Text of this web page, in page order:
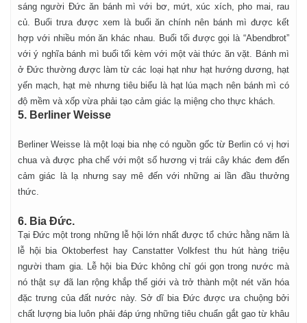
sáng người Đức ăn bánh mì với bơ, mứt, xúc xích, pho mai, rau
củ. Buổi trưa được xem là buổi ăn chính nên bánh mì được kết
hợp với nhiều món ăn khác nhau. Buổi tối được gọi là “Abendbrot”
với ý nghĩa bánh mì buổi tối kèm với một vài thức ăn vặt. Bánh mì
ở Đức thường được làm từ các loại hạt như hạt hướng dương, hạt
yến mạch, hạt mè nhưng tiêu biểu là hạt lúa mạch nên bánh mì có
độ mềm và xốp vừa phải tạo cảm giác lạ miệng cho thực khách.
5. Berliner Weisse
Berliner Weisse là một loại bia nhẹ có nguồn gốc từ Berlin có vị hơi
chua và được pha chế với một số hương vị trái cây khác đem đến
cảm giác là lạ nhưng say mê đến với những ai lần đầu thưởng
thức.
6. Bia Đức.
Tại Đức một trong những lễ hội lớn nhất được tổ chức hằng năm là
lễ hội bia Oktoberfest hay Canstatter Volkfest thu hút hàng triệu
người tham gia. Lễ hội bia Đức không chỉ gói gọn trong nước mà
nó thật sự đã lan rộng khắp thế giới và trở thành một nét văn hóa
đặc trưng của đất nước này. Sở dĩ bia Đức được ưa chuộng bởi
chất lượng bia luôn phải đáp ứng những tiêu chuẩn gắt gao từ khâu